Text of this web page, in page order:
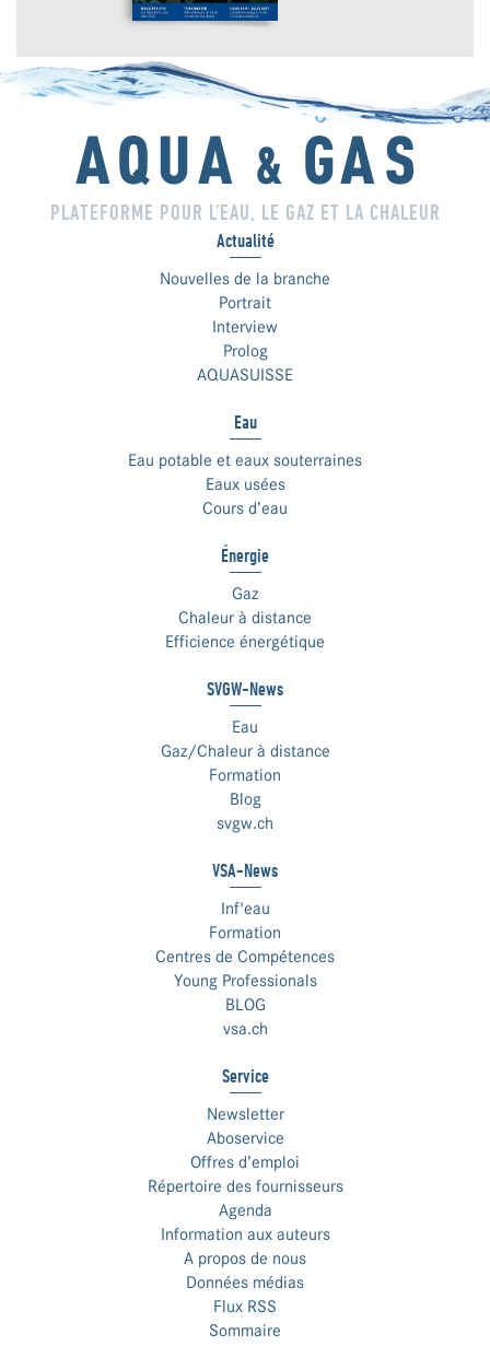
PLATEFORME POUR L’EAU, LE GAZ ET LA CHALEUR
Actualité
Nouvelles de la branche
Portrait
Interview
Prolog
AQUASUISSE
Eau
Eau potable et eaux souterraines
Eaux usées
Cours d’eau
Énergie
Gaz
Chaleur à distance
Efficience énergétique
SVGW-News
Eau
Gaz/Chaleur à distance
Formation
Blog
svgw.ch
VSA-News
Inf'eau
Formation
Centres de Compétences
Young Professionals
BLOG
vsa.ch
Service
Newsletter
Aboservice
Offres d’emploi
Répertoire des fournisseurs
Agenda
Information aux auteurs
A propos de nous
Données médias
Flux RSS
Sommaire